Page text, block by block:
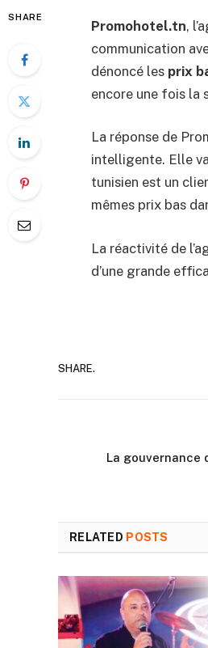
SHARE
Promohotel.tn,
communication
dénoncé les prix
encore une fois la
La réponse de
intelligente. Elle
tunisien est un
mêmes prix bas
La réactivité de
d’une grande
SHARE.
La gouvernance
RELATED POSTS